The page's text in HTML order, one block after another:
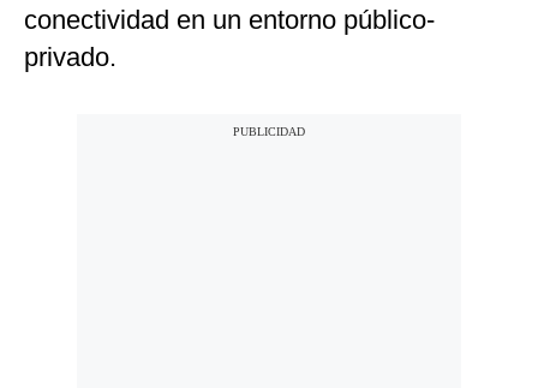
conectividad en un entorno público-
privado.